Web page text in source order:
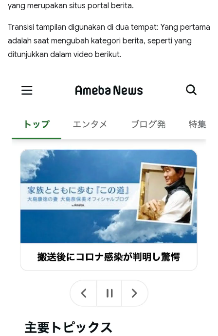
yang merupakan situs portal berita.
Transisi tampilan digunakan di dua tempat: Yang pertama
adalah saat mengubah kategori berita, seperti yang
ditunjukkan dalam video berikut.